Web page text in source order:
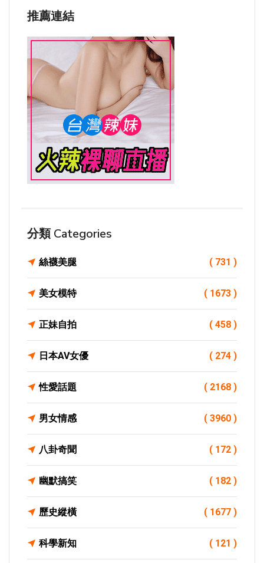
推薦連結
分類 Categories
絲襪美腿 ( 731 )
美女模特 ( 1673 )
正妹自拍 ( 458 )
日本AV女優 ( 274 )
性愛話題 ( 2168 )
男女情感 ( 3960 )
八卦奇聞 ( 172 )
幽默搞笑 ( 182 )
歷史縱橫 ( 1677 )
科學新知 ( 121 )